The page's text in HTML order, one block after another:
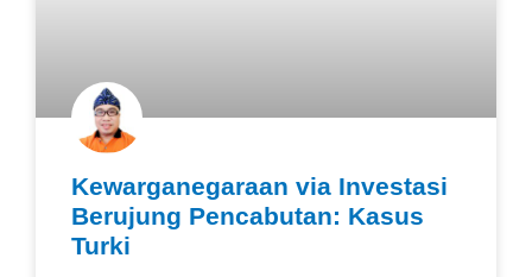
Kewarganegaraan via Investasi
Berujung Pencabutan: Kasus
Turki